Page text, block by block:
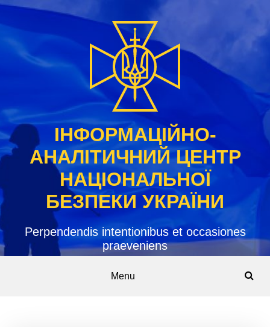
Skip
content
ІНФОРМАЦІЙНО-
АНАЛІТИЧНИЙ ЦЕНТР
НАЦІОНАЛЬНОЇ
БЕЗПЕКИ УКРАЇНИ
Perpendendis intentionibus et occasiones
praeveniens
Menu